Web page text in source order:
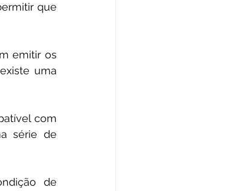
que
uma
com
série de
de